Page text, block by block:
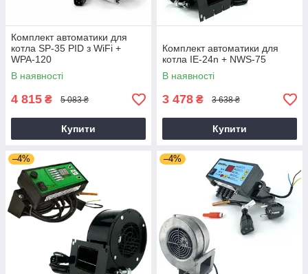
Комплект автоматики для
котла SP-35 PID з WiFi +
WPA-120
В наявності
4 815 ₴ 5 083 ₴
Купити
Комплект автоматики для
котла IE-24n + NWS-75
В наявності
3 478 ₴ 3 638 ₴
Купити
–4% –4%